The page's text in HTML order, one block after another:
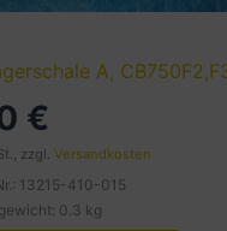
A,
€
zzgl. Versandkosten
13215-410-015
0.3 kg